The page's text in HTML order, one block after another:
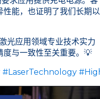
能，也证明了我们长期以
光应用领域专业技术实力
度与一致性至关重要。💡
#LaserTechnology